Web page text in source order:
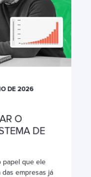
DE 2026
O
DE
papel que ele
das empresas já